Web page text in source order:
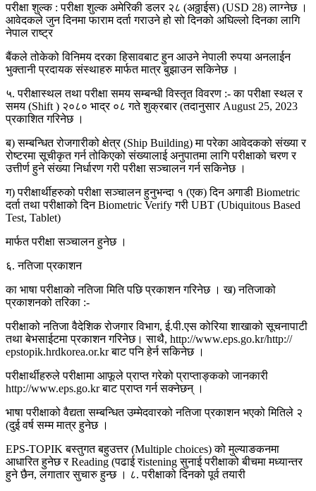
परीक्षा शुल्क : परीक्षा शुल्क अमेरिकी डलर २८ (अठ्ठाईस) (USD 28) लाग्नेछ ।
आवेदकले जुन दिनमा फाराम दर्ता गराउने हो सो दिनको अघिल्लो दिनका लागि
नेपाल राष्ट्र
बैंकले तोकेको विनिमय दरका हिसावबाट हुन आउने नेपाली रुपया अनलाईन
भुक्तानी प्रदायक संस्थाहरु मार्फत मात्र बुझाउन सकिनेछ ।
५. परीक्षास्थल तथा परीक्षा समय सम्बन्धी विस्तृत विवरण :- का परीक्षा स्थल र
समय (Shift ) २०८० भाद्र ०८ गते शुक्रबार (तदानुसार August 25, 2023
प्रकाशित गरिनेछ ।
ब) सम्बन्धित रोजगारीको क्षेत्र (Ship Building) मा परेका आवेदकको संख्या र
रोष्टरमा सूचीकृत गर्न तोकिएको संख्यालाई अनुपातमा लागि परीक्षाको चरण र
उत्तीर्ण हुने संख्या निर्धारण गरी परीक्षा सञ्चालन गर्न सकिनेछ ।
ग) परीक्षार्थीहरुको परीक्षा सञ्चालन हुनुभन्दा १ (एक) दिन अगाडी Biometric
दर्ता तथा परीक्षाको दिन Biometric Verify गरी UBT (Ubiquitous Based
Test, Tablet)
मार्फत परीक्षा सञ्चालन हुनेछ ।
६. नतिजा प्रकाशन
का भाषा परीक्षाको नतिजा मिति पछि प्रकाशन गरिनेछ । ख) नतिजाको
प्रकाशनको तरिका :-
परीक्षाको नतिजा वैदेशिक रोजगार विभाग, ई.पी.एस कोरिया शाखाको सूचनापाटी
तथा बेभसाईटमा प्रकाशन गरिनेछ। साथै, http://www.eps.go.kr/http://
epstopik.hrdkorea.or.kr बाट पनि हेर्न सकिनेछ ।
परीक्षार्थीहरुले परीक्षामा आफूले प्राप्त गरेको प्राप्ताङ्कको जानकारी
http://www.eps.go.kr बाट प्राप्त गर्न सक्नेछन् ।
भाषा परीक्षाको वैद्यता सम्बन्धित उम्मेदवारको नतिजा प्रकाशन भएको मितिले २
(दुई वर्ष सम्म मात्र हुनेछ ।
EPS-TOPIK बस्तुगत बहुउत्तर (Multiple choices) को मुल्याङकनमा
आधारित हुनेछ र Reading (पढाई रistening सुनाई परीक्षाको बीचमा मध्यान्तर
हुने छैन, लगातार सुचारु हुन्छ । ८. परीक्षाको दिनको पूर्व तयारी